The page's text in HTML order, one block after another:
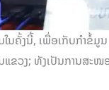
ນຄັ້ງນີ້, ເພື່ອເກັບກໍາຂໍ້ມູ
ຂວງ; ທັງເປັນການສະ